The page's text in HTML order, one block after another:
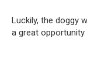
Luckily, the doggy
a great